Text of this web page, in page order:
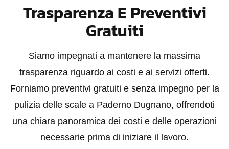
Trasparenza E Preventivi
Gratuiti
Siamo impegnati a mantenere la massima
trasparenza riguardo ai costi e ai servizi offerti.
Forniamo preventivi gratuiti e senza impegno per la
pulizia delle scale a Paderno Dugnano, offrendoti
una chiara panoramica dei costi e delle operazioni
necessarie prima di iniziare il lavoro.